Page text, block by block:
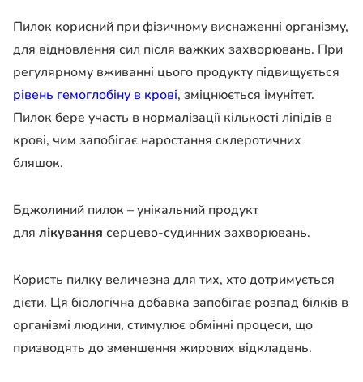
Пилок корисний при фізичному виснаженні організму,
для відновлення сил після важких захворювань. При
регулярному вживанні цього продукту підвищується
рівень гемоглобіну в крові, зміцнюється імунітет.
Пилок бере участь в нормалізації кількості ліпідів в
крові, чим запобігає наростання склеротичних
бляшок.
Бджолиний пилок – унікальний продукт
для лікування серцево-судинних захворювань.
Користь пилку величезна для тих, хто дотримується
дієти. Ця біологічна добавка запобігає розпад білків в
організмі людини, стимулює обмінні процеси, що
призводять до зменшення жирових відкладень.